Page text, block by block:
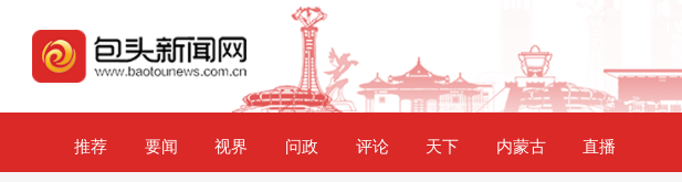
推荐 要闻 视界 问政 评论 天下 内蒙古 直播